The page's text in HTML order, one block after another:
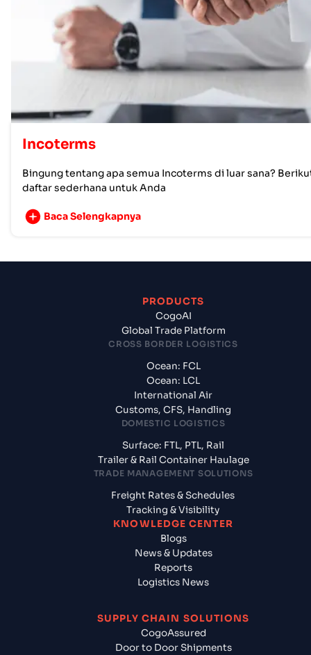
Incoterms
Bingung tentang apa semua Incoterms di luar sana?
daftar sederhana untuk Anda
Baca Selengkapnya
PRODUCTS
CogoAI
Global Trade Platform
CROSS BORDER LOGISTICS
Ocean: FCL
Ocean: LCL
International Air
Customs, CFS, Handling
DOMESTIC LOGISTICS
Surface: FTL, PTL, Rail
Trailer & Rail Container Haulage
TRADE MANAGEMENT SOLUTIONS
Freight Rates & Schedules
Tracking & Visibility
KNOWLEDGE CENTER
Blogs
News & Updates
Reports
Logistics News
SUPPLY CHAIN SOLUTIONS
CogoAssured
Door to Door Shipments